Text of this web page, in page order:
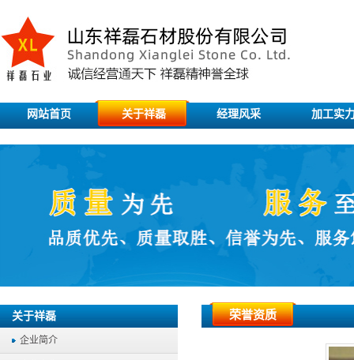
网站首页 关于祥磊 经理风采 加工实
关于祥磊
企业简介
荣誉资质